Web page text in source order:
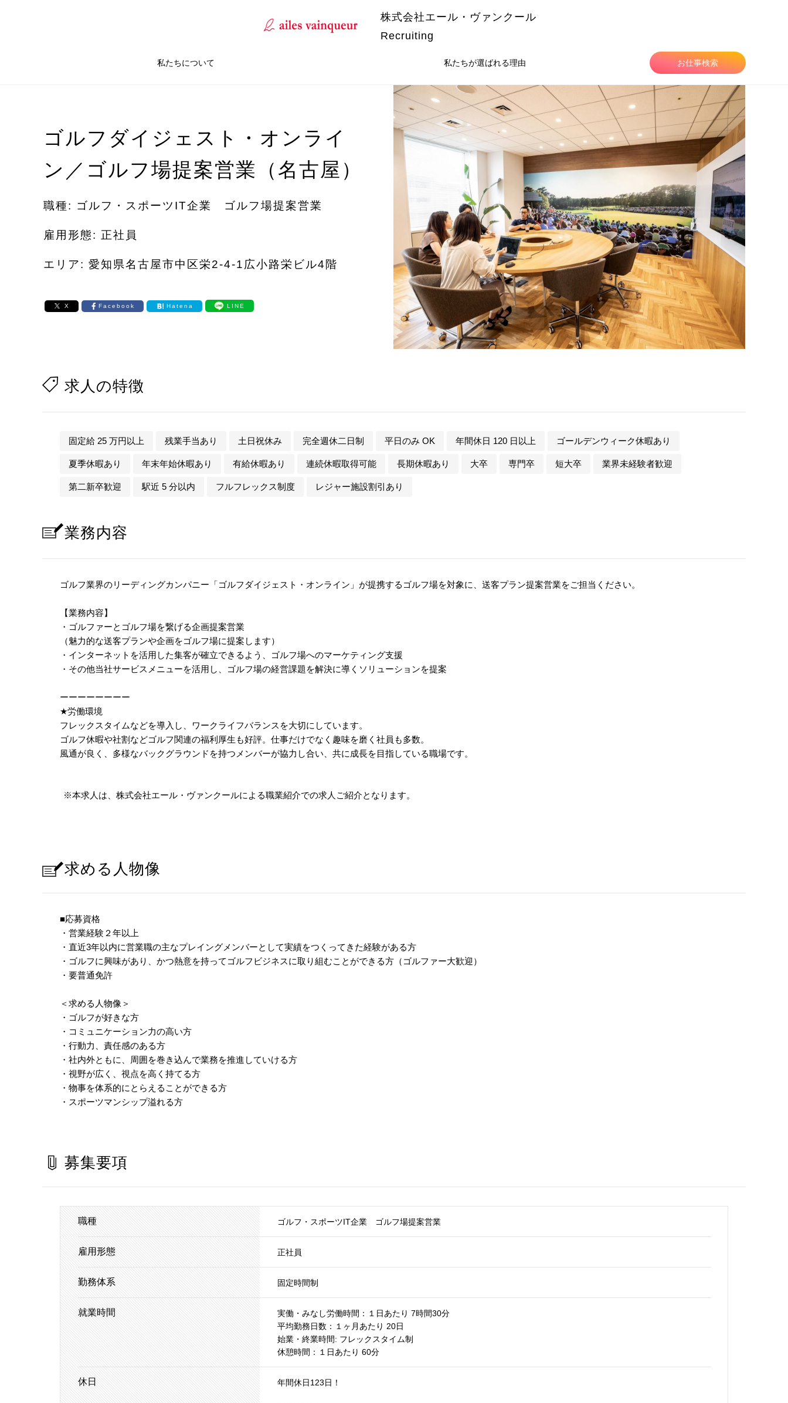
株式会社エール・ヴァンクール
Recruiting
私たちについて 私たちが選ばれる理由 お仕事検索
ゴルフダイジェスト・オンライ
ン／ゴルフ場提案営業（名古屋）
職種: ゴルフ・スポーツIT企業 ゴルフ場提案営業
雇用形態: 正社員
エリア: 愛知県名古屋市中区栄2-4-1広小路栄ビル4階
X Facebook Hatena LINE
求人の特徴
固定給 25 万円以上 残業手当あり 土日祝休み 完全週休二日制 平日のみ OK 年間休日 120 日以上 ゴールデンウィーク休暇あり
夏季休暇あり 年末年始休暇あり 有給休暇あり 連続休暇取得可能 長期休暇あり 大卒 専門卒 短大卒 業界未経験者歓迎
第二新卒歓迎 駅近 5 分以内 フルフレックス制度 レジャー施設割引あり
業務内容
ゴルフ業界のリーディングカンパニー「ゴルフダイジェスト・オンライン」が提携するゴルフ場を対象に、送客プラン提案営業をご担当ください。
【業務内容】
・ゴルファーとゴルフ場を繋げる企画提案営業
（魅力的な送客プランや企画をゴルフ場に提案します）
・インターネットを活用した集客が確立できるよう、ゴルフ場へのマーケティング支援
・その他当社サービスメニューを活用し、ゴルフ場の経営課題を解決に導くソリューションを提案
ーーーーーーーー
★労働環境
フレックスタイムなどを導入し、ワークライフバランスを大切にしています。
ゴルフ休暇や社割などゴルフ関連の福利厚生も好評。仕事だけでなく趣味を磨く社員も多数。
風通が良く、多様なバックグラウンドを持つメンバーが協力し合い、共に成長を目指している職場です。
※本求人は、株式会社エール・ヴァンクールによる職業紹介での求人ご紹介となります。
求める人物像
■応募資格
・営業経験２年以上
・直近3年以内に営業職の主なプレイングメンバーとして実績をつくってきた経験がある方
・ゴルフに興味があり、かつ熱意を持ってゴルフビジネスに取り組むことができる方（ゴルファー大歓迎）
・要普通免許
＜求める人物像＞
・ゴルフが好きな方
・コミュニケーション力の高い方
・行動力、責任感のある方
・社内外ともに、周囲を巻き込んで業務を推進していける方
・視野が広く、視点を高く持てる方
・物事を体系的にとらえることができる方
・スポーツマンシップ溢れる方
募集要項
職種 ゴルフ・スポーツIT企業 ゴルフ場提案営業
雇用形態 正社員
勤務体系 固定時間制
就業時間
実働・みなし労働時間：１日あたり 7時間30分
平均勤務日数：１ヶ月あたり 20日
始業・終業時間: フレックスタイム制
休憩時間：１日あたり 60分
休日 年間休日123日！